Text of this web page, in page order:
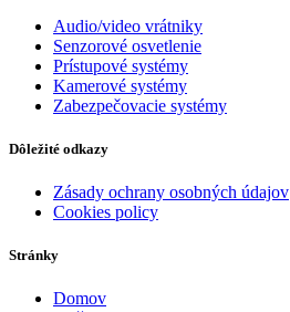
Audio/video vrátniky
Senzorové osvetlenie
Prístupové systémy
Kamerové systémy
Zabezpečovacie systémy
Dôležité odkazy
Zásady ochrany osobných údajov
Cookies policy
Stránky
Domov